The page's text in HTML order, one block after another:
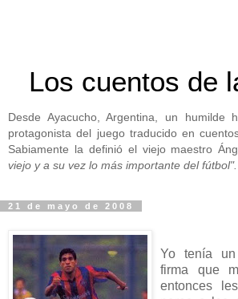
Los cuentos de
Desde Ayacucho, Argentina, un humilde
protagonista del juego traducido en
Sabiamente la definió el viejo maestro
viejo y a su vez lo más importante del fútbol".
21 de mayo de 2008
Yo tenía
firma que
entonces